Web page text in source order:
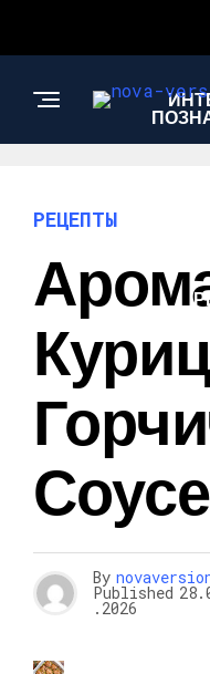
РЕЦЕПТЫ
Соусе
By
Published
.2026